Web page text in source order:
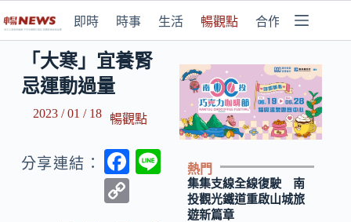
即時 時事 生活 暢觀點 合作媒體
「大寒」宜養腎
忌運動過量
2023 / 01 / 18 暢觀點
分享連結：
F
熱門
集集支線全線復駛 南
投觀光鐵道重啟山城旅
遊新篇章